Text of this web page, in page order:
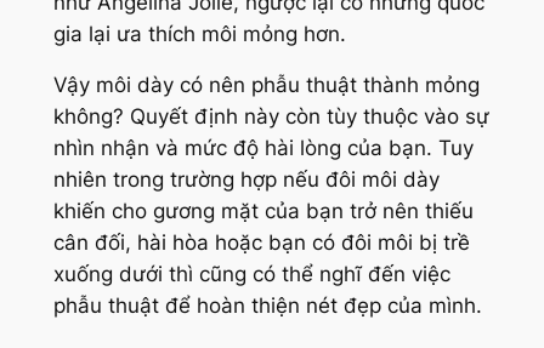
gia lại ưa thích môi mỏng hơn.
Vậy môi dày có nên phẫu thuật thành mỏng
không? Quyết định này còn tùy thuộc vào sự
nhìn nhận và mức độ hài lòng của bạn. Tuy
nhiên trong trường hợp nếu đôi môi dày
khiến cho gương mặt của bạn trở nên thiếu
cân đối, hài hòa hoặc bạn có đôi môi bị trề
xuống dưới thì cũng có thể nghĩ đến việc
phẫu thuật để hoàn thiện nét đẹp của mình.